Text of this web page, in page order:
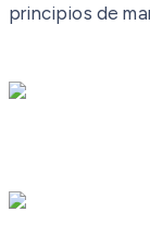
principios de